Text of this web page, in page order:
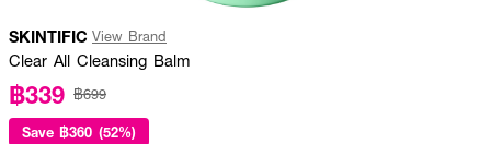
SKINTIFIC View Brand
Clear All Cleansing Balm
฿339 ฿699
Save ฿360 (52%)